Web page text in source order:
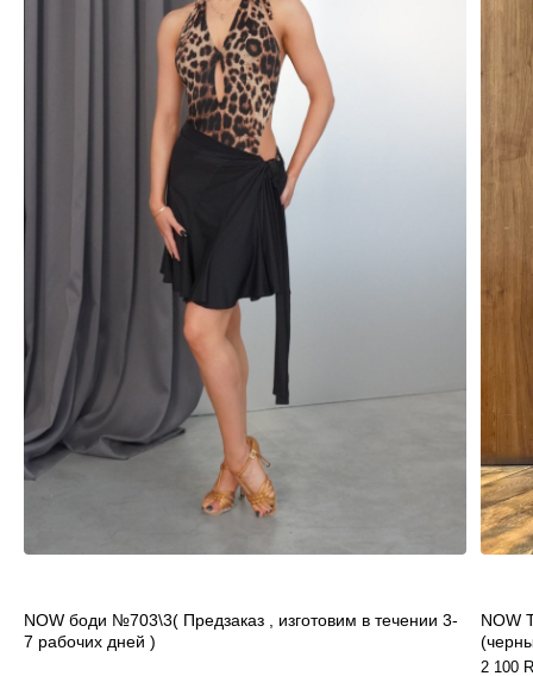
NOW боди №703\3( Предзаказ , изготовим в течении 3-
7 рабочих дней )
NOW
2 100